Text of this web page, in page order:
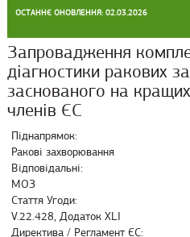
ОСТАННЄ ОНОВЛЕННЯ: 02.03.2026
Запровадження
діагностики ракових
заснованого на
членів ЄС
Піднапрямок:
Ракові захворювання
Відповідальні:
МОЗ
Стаття Угоди:
V.22.428, Додаток XLI
Директива / Регламент ЄС: